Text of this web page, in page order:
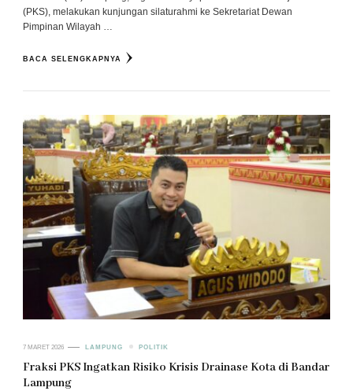
(PKS), melakukan kunjungan silaturahmi ke Sekretariat Dewan
Pimpinan Wilayah …
BACA SELENGKAPNYA
7 MARET 2026 LAMPUNG POLITIK
Fraksi PKS Ingatkan Risiko Krisis Drainase Kota di Bandar
Lampung